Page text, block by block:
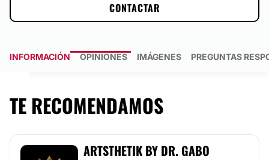
CONTACTAR
INFORMACIÓN OPINIONES IMÁGENES PREGUNTAS
TE RECOMENDAMOS
ARTSTHETIK BY DR. GABO